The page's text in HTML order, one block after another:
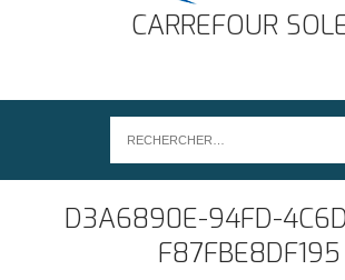
CARREFOUR
D3A6890E-94FD-
F87FBE8DF195